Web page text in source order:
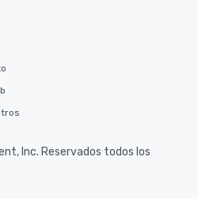
Inc. Reservados todos los